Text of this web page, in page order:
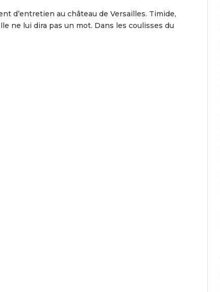
d’entretien au château de Versailles. Timide,
ne lui dira pas un mot. Dans les coulisses du